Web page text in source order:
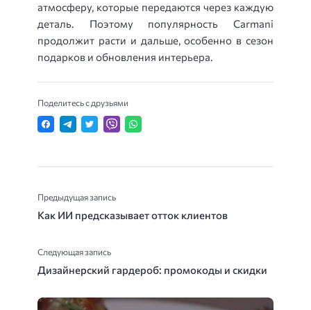
атмосферу, которые передаются через каждую
деталь. Поэтому популярность Carmani
продолжит расти и дальше, особенно в сезон
подарков и обновления интерьера.
Поделитесь с друзьями
Предыдущая запись
Как ИИ предсказывает отток клиентов
Следующая запись
Дизайнерский гардероб: промокоды и скидки